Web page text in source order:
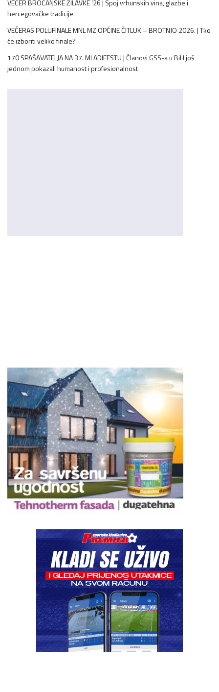
VEČER BROĆANSKE ŽILAVKE ’26 | Spoj vrhunskih vina, glazbe i
hercegovačke tradicije
VEČERAS POLUFINALE MNL MZ OPĆINE ČITLUK – BROTNJO 2026. | Tko
će izboriti veliko finale?
170 SPAŠAVATELJA NA 37. MLADIFESTU | Članovi GSS-a u BiH još
jednom pokazali humanost i profesionalnost